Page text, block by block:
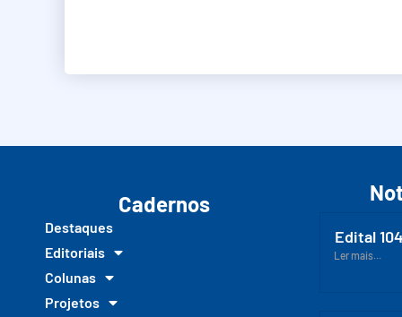
Cadernos
Destaques
Editoriais
Colunas
Projetos
Edital
Ler mais...